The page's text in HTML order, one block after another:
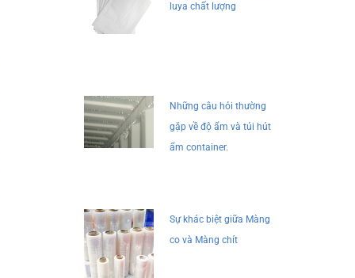
luya chất lượng
Những câu hỏi thường
gặp về độ ẩm và túi hút
ẩm container.
Sự khác biệt giữa Màng
co và Màng chít